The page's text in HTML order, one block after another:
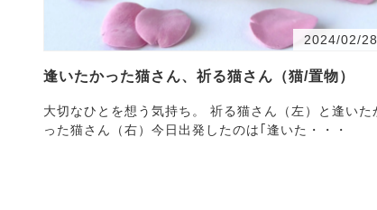
2024/02/28
逢いたかった猫さん、祈る猫さん（猫/置物）
大切なひとを想う気持ち。 祈る猫さん（左）と逢いたか
った猫さん（右）今日出発したのは｢逢いた・・・